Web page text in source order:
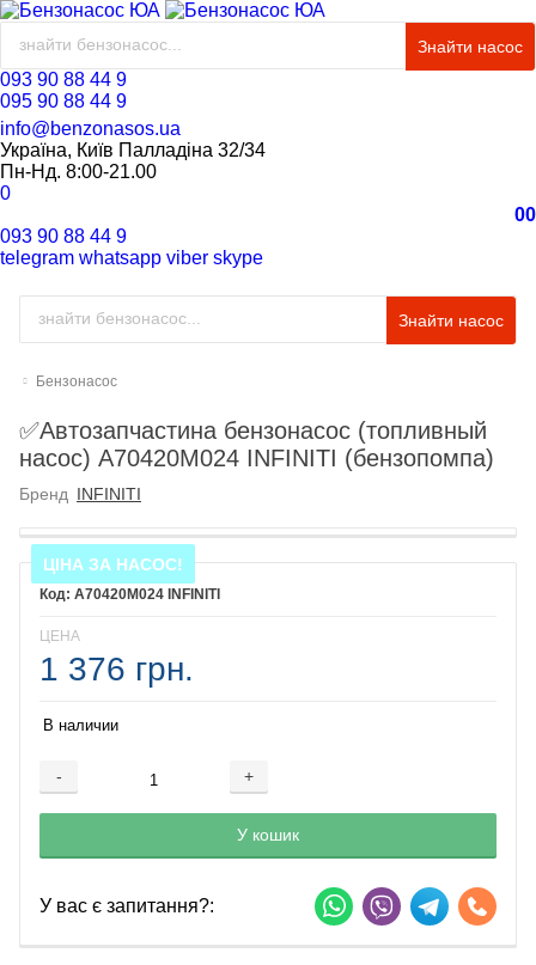
Знайти насос
093 90 88 44 9
095 90 88 44 9
info@benzonasos.ua
Україна, Київ Палладіна 32/34
Пн-Нд. 8:00-21.00
0
00
093 90 88 44 9
telegram whatsapp viber skype
Знайти насос
Бензонасос
✅Автозапчастина бензонасос (топливный
насос) A70420M024 INFINITI (бензопомпа)
Бренд INFINITI
ЦІНА ЗА НАСОС!
A70420M024 INFINITI
ЦЕНА
1 376 грн.
В наличии
- +
Добавляется...
У кошик
Добавлен
У вас є запитання?: